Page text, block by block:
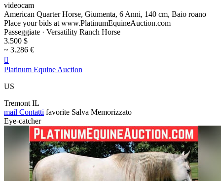
videocam
American Quarter Horse, Giumenta, 6 Anni, 140 cm, Baio roano
Place your bids at www.PlatinumEquineAuction.com
Passeggiate · Versatility Ranch Horse
3.500 $
~ 3.286 €

Platinum Equine Auction
US
Tremont IL
mail Contatti favorite Salva Memorizzato
Eye-catcher